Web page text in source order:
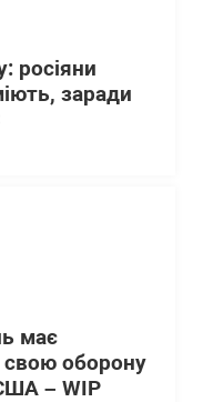
росіяни
заради
має
свою оборону
– WІP